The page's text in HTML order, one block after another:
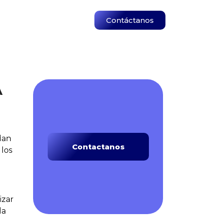
Contáctanos
Contactanos